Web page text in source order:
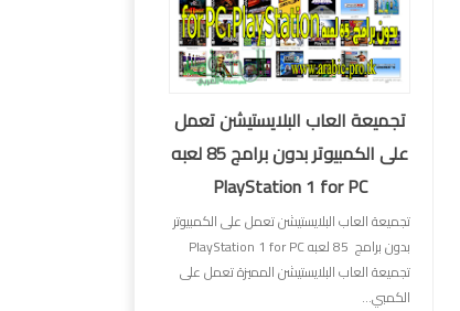
تجميعة العاب البلايستيشن تعمل
على الكمبيوتر بدون برامج 85 لعبه
PlayStation 1 for PC
تجميعة العاب البلايستيشن تعمل على الكمبيوتر
بدون برامج 85 لعبه PlayStation 1 for PC
تجميعة العاب البلايستيشن المميزة تعمل على
الكمبي...